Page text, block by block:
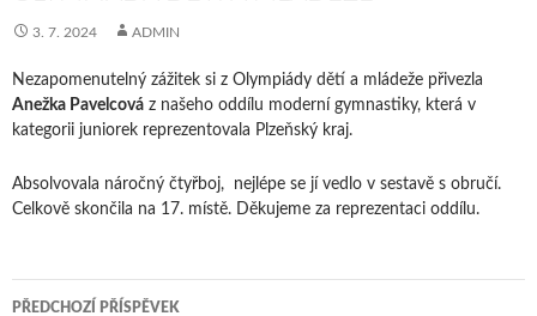
3. 7. 2024 ADMIN
Nezapomenutelný zážitek si z Olympiády dětí a mládeže přivezla
Anežka Pavelcová z našeho oddílu moderní gymnastiky, která v
kategorii juniorek reprezentovala Plzeňský kraj.
Absolvovala náročný čtyřboj, nejlépe se jí vedlo v sestavě s obručí.
Celkově skončila na 17. místě. Děkujeme za reprezentaci oddílu.
Navigace
PŘEDCHOZÍ PŘÍSPĚVEK